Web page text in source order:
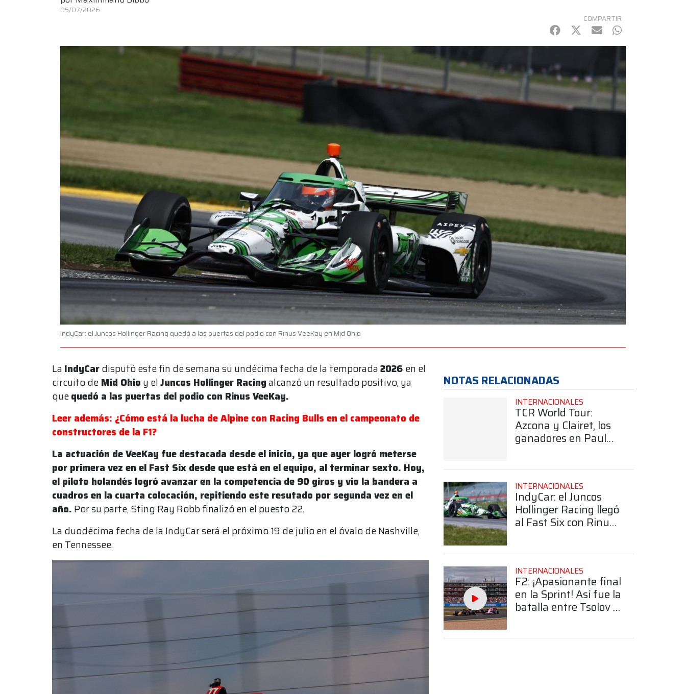
05/07/2026
COMPARTIR
Facebook
Twitter
mail WhatsApp
IndyCar: el Juncos Hollinger Racing quedó a las puertas del podio con Rinus VeeKay en Mid Ohio
La IndyCardisputó este fin de semana su undécima fecha de la temporada2026 en el
circuito de Mid Ohio y elJuncos Hollinger Racingalcanzó un resultado positivo, ya
quequedó a las puertas del podio con Rinus VeeKay.
Leer además: ¿Cómo está la lucha de Alpine con Racing Bulls en el campeonato de
constructores de la F1?
La actuación de VeeKay fue destacada desde el inicio, ya que ayer logró meterse
por primera vez en el Fast Six desde que está en el equipo, al terminar sexto. Hoy,
el piloto holandés logró avanzar en la competencia de 90 giros y vio la bandera a
cuadros en la cuarta colocación, repitiendo este resutado por segunda vez en el
año. Por su parte, Sting Ray Robb finalizó en el puesto 22.
La duodécima fecha de la IndyCar será el próximo 19 de julio en el óvalo de Nashville,
en Tennessee.
NOTAS RELACIONADAS
INTERNACIONALES
TCR World Tour:
Azcona y Clairet, los
ganadores en Paul
INTERNACIONALES
IndyCar: el Juncos
Hollinger Racing llegó
al Fast Six con Rinus
INTERNACIONALES
F2: ¡Apasionante final
en la Sprint! Así fue la
batalla entre Tsolov y